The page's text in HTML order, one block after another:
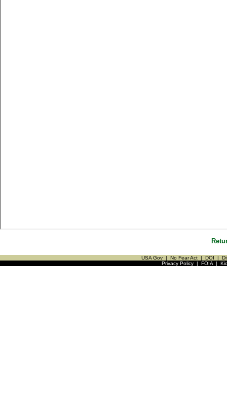
USA Gov | No Fear Act | DOI |
Privacy Policy| FOIA|